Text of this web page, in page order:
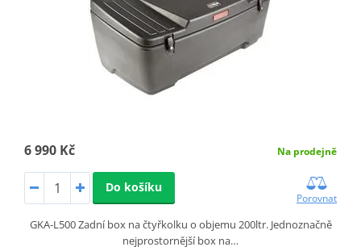
6 990 Kč Na prodejně
Do košíku
Porovnat
GKA-L500 Zadní box na čtyřkolku o objemu 200ltr. Jednoznačně
nejprostornější box na…